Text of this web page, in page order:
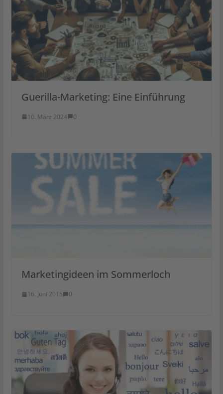
Guerilla-Marketing: Eine Einführung
10. März 2024 0
Marketingideen im Sommerloch
16. Juni 2015 0